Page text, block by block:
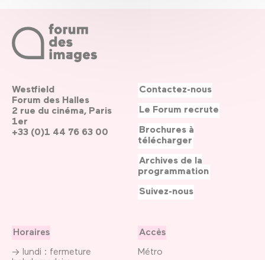
Westfield
Forum des Halles
2 rue du cinéma, Paris
1er
+33 (0)1 44 76 63 00
Horaires
→ lundi : fermeture
Accès
Métro
Contactez-nous
Le Forum recrute
Brochures à
télécharger
Archives de la
programmation
Suivez-nous